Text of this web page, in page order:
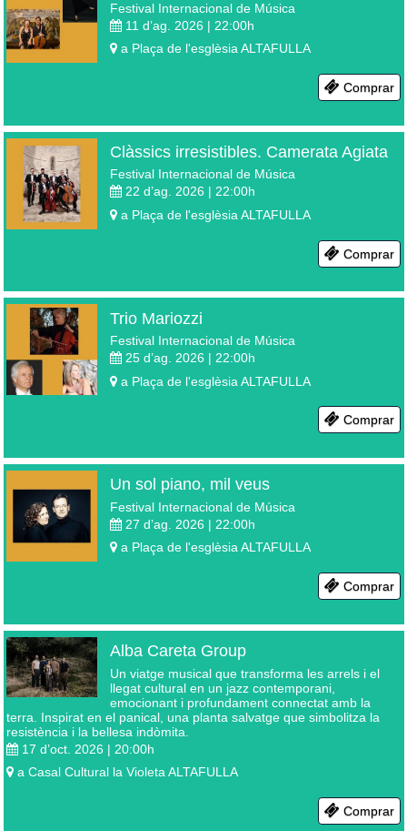
Festival Internacional de Música
11 d’ag. 2026 | 22:00h
a Plaça de l'esglèsiaALTAFULLA
Comprar
Clàssics irresistibles. Camerata Agiata
Festival Internacional de Música
22 d’ag. 2026 | 22:00h
a Plaça de l'esglèsia ALTAFULLA
Comprar
Trio Mariozzi
Festival Internacional de Música
25 d’ag. 2026 | 22:00h
a Plaça de l'esglèsia ALTAFULLA
Comprar
Un sol piano, mil veus
Festival Internacional de Música
27 d’ag. 2026 | 22:00h
a Plaça de l'esglèsiaALTAFULLA
Comprar
Alba Careta Group
Un viatge musical que transforma les arrels i el
llegat cultural en un jazz contemporani,
emocionant i profundament connectat amb la
terra. Inspirat en el panical, una planta salvatge que simbolitza la
resistència i la bellesa indòmita.
17 d’oct. 2026 | 20:00h
a Casal Cultural la Violeta ALTAFULLA
Comprar